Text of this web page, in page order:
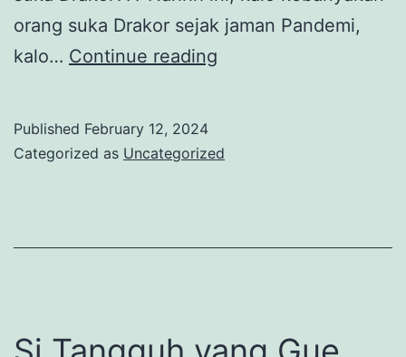
orang suka Drakor sejak jaman Pandemi,
kalo… Continue reading
LAW,
Published February 12, 2024
Categorized as Uncategorized